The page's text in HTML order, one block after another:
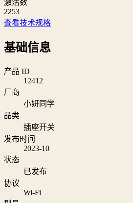
激活数
2253
查看技术规格
基础信息
产品 ID
12412
厂商
小妍同学
品类
插座开关
发布时间
2023-10
状态
已发布
协议
Wi‑Fi